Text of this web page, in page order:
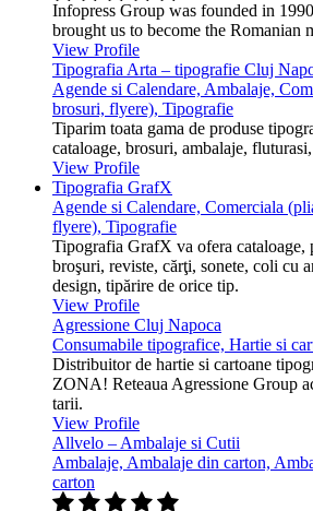
Infopress Group was founded in
brought us to become the Romanian
View Profile
Tipografia Arta – tipografie Cluj
Agende si Calendare, Ambalaje,
brosuri, flyere), Tipografie
Tiparim toata gama de produse
cataloage, brosuri, ambalaje,
View Profile
Tipografia GrafX
Agende si Calendare, Comerciala
flyere), Tipografie
Tipografia GrafX va ofera cataloage,
broşuri, reviste, cărţi, sonete, coli cu
design, tipărire de orice tip.
View Profile
Agressione Cluj Napoca
Consumabile tipografice, Hartie si
Distribuitor de hartie si cartoane
ZONA! Reteaua Agressione Group
tarii.
View Profile
Allvelo – Ambalaje si Cutii
Ambalaje, Ambalaje din carton,
carton